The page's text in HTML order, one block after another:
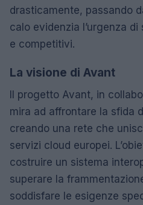
drasticamente, passando
calo evidenzia l’urgenza
e competitivi.
La visione di Avant
Il progetto Avant, in
mira ad affrontare la sfida
creando una rete che
servizi cloud europei.
costruire un sistema
superare la
soddisfare le esigenze